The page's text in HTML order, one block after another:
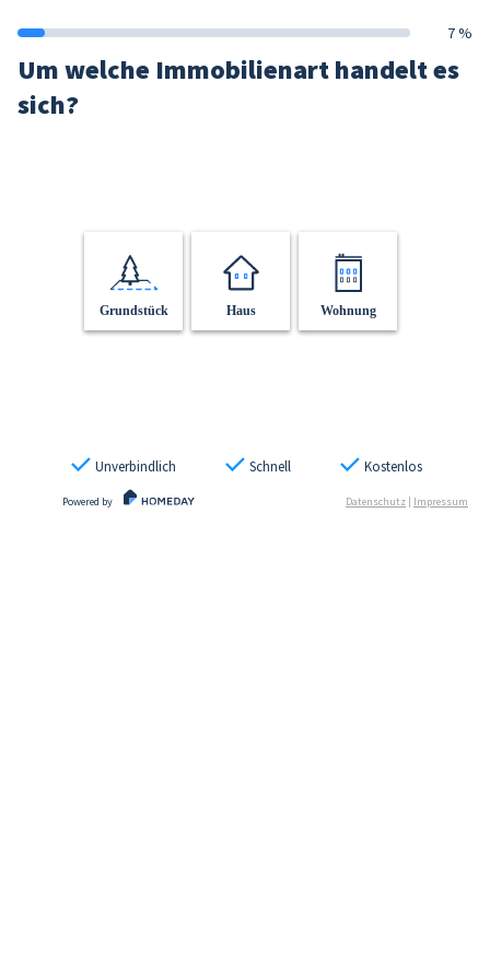
7 %
Um welche Immobilienart handelt es
sich?
Grundstück Haus Wohnung
Unverbindlich Schnell Kostenlos
Powered by Datenschutz | Impressum